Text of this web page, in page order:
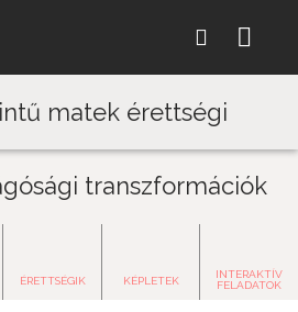
matek érettségi
transzformációk
ÉRETTSÉGIK KÉPLETEK
INTERAKTÍV
FELADATOK